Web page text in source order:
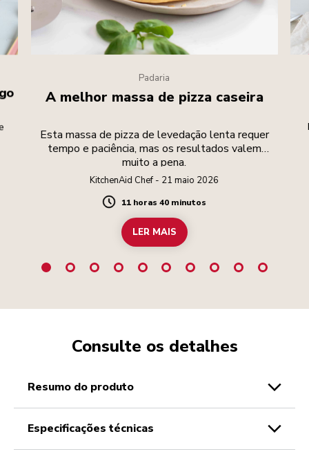
Padaria
A melhor massa de pizza caseira
Esta massa de pizza de levedação lenta requer
tempo e paciência, mas os resultados valem
muito a pena.
KitchenAid Chef - 21 maio 2026
Duration
11 horas 40 minutos
LER MAIS
Consulte os detalhes
resumo do produto
especificações técnicas